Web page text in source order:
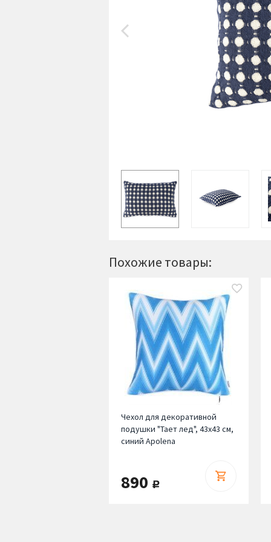
Похожие товары:
Чехол для декоративной
подушки "Тает лед", 43х43 см,
синий Apolena
890 руб.